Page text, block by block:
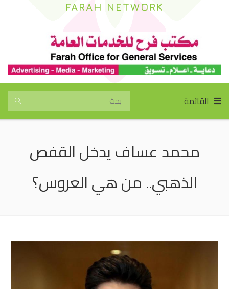
FARAH NETWORK
القائمة
محمد عساف يدخل القفص
الذهبي.. من هي العروس؟